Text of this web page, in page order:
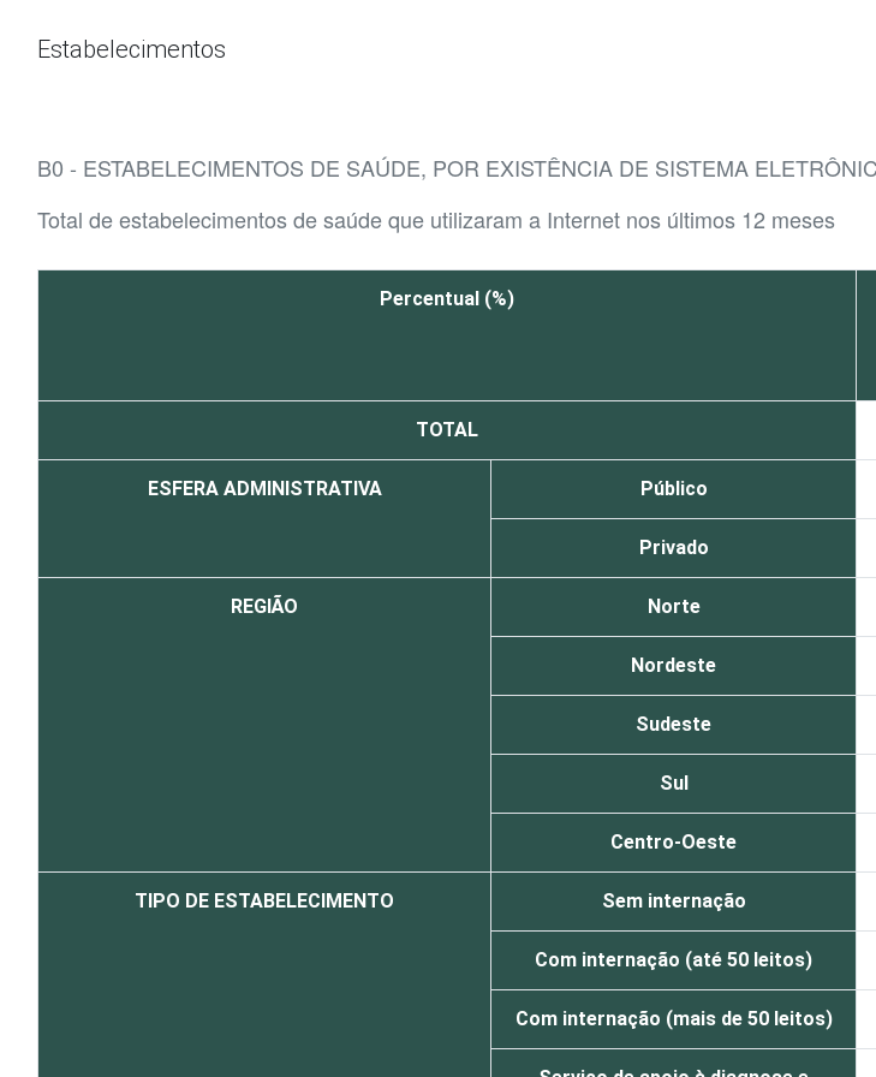
Estabelecimentos
B0 - ESTABELECIMENTOS DE SAÚDE, POR EXISTÊNCIA DE SISTEMA
Total de estabelecimentos de saúde que utilizaram a Internet nos últimos 12 meses
Percentual (%)
TOTAL
ESFERA ADMINISTRATIVA Público
Privado
REGIÃO Norte
Nordeste
Sudeste
Sul
Centro-Oeste
TIPO DE ESTABELECIMENTO Sem internação
Com internação (até 50 leitos)
Com internação (mais de 50 leitos)